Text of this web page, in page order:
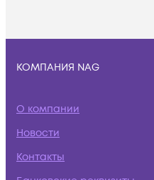
КОМПАНИЯ NAG
О компании
Новости
Контакты